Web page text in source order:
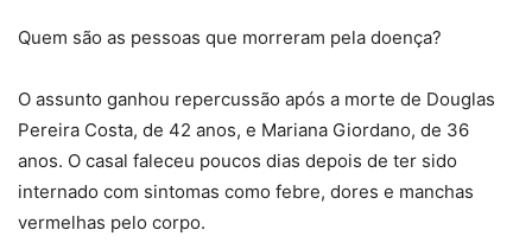
Quem são as pessoas que morreram pela doença?
O assunto ganhou repercussão após a morte de Douglas
Pereira Costa, de 42 anos, e Mariana Giordano, de 36
anos. O casal faleceu poucos dias depois de ter sido
internado com sintomas como febre, dores e manchas
vermelhas pelo corpo.